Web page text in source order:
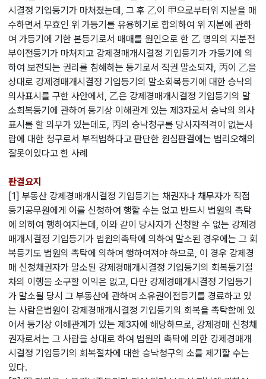
시결정 기입등기가 마쳐졌는데, 그 후 乙이 甲으로부터위 지분을 매
수하면서 무효인 위 가등기를 유용하기로 합의하여 위 지분에 관하
여 가등기에 기한 본등기로서 매매를 원인으로 한 乙 명의의 지분전
부이전등기가 마쳐지고 강제경매개시결정 기입등기가 가등기에 의
하여 보전되는 권리를 침해하는 등기로서 직권 말소되자, 丙이 乙을
상대로 강제경매개시결정 기입등기의 말소회복등기에 대한 승낙의
의사표시를 구한 사안에서, 乙은 강제경매개시결정 기입등기의 말
소회복등기에 관하여 등기상 이해관계 있는 제3자로서 승낙의 의사
표시를 할 의무가 있는데도, 丙의 승낙청구를 당사자적격이 없는사
람에 대한 청구로서 부적법하다고 판단한 원심판결에는 법리오해의
잘못이있다고 한 사례
판결요지
[1] 부동산 강제경매개시결정 기입등기는 채권자나 채무자가 직접
등기공무원에게 이를 신청하여 행할 수는 없고 반드시 법원의 촉탁
에 의하여 행하여지는데, 이와 같이 당사자가 신청할 수 없는 강제경
매개시결정 기입등기가 법원의촉탁에 의하여 말소된 경우에는 그 회
복등기도 법원의 촉탁에 의하여 행하여져야 하므로, 이 경우 강제경
매 신청채권자가 말소된 강제경매개시결정 기입등기의 회복등기절
차의 이행을 소구할 이익은 없고, 다만 강제경매개시결정 기입등기
가 말소될 당시 그 부동산에 관하여 소유권이전등기를 경료하고 있
는 사람은법원이 강제경매개시결정 기입등기의 회복을 촉탁함에 있
어서 등기상 이해관계가 있는 제3자에 해당하므로, 강제경매 신청채
권자로서는 그 사람을 상대로 하여 법원의 촉탁에 의한 강제경매개
시결정 기입등기의 회복절차에 대한 승낙청구의 소를 제기할 수는
있다.